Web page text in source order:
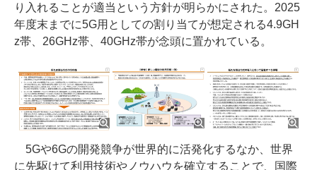
り入れることが適当という方針が明らかにされた。2025
年度末までに5G用としての割り当てが想定される4.9GH
z帯、26GHz帯、40GHz帯が念頭に置かれている。
5Gや6Gの開発競争が世界的に活発化するなか、世界
に先駆けて利用技術やノウハウを確立することで、国際